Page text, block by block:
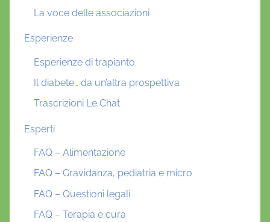
a
,
La voce delle associazioni
Esperienze
Esperienze di trapianto
Il diabete… da un’altra prospettiva
Trascrizioni Le Chat
Esperti
FAQ – Alimentazione
FAQ – Gravidanza, pediatria e micro
FAQ – Questioni legali
FAQ – Terapia e cura